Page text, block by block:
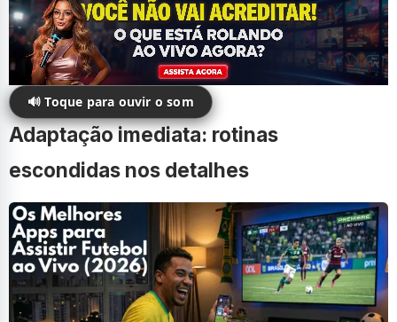
🔊 Toque para ouvir o som
Adaptação imediata: rotinas
escondidas nos detalhes